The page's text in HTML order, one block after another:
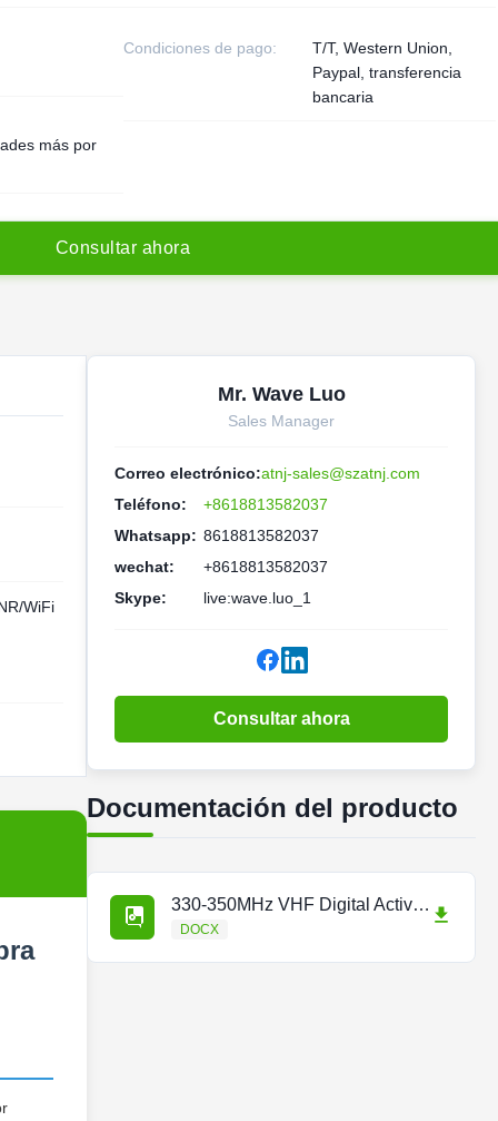
Condiciones de pago:
T/T, Western Union,
Paypal, transferencia
bancaria
más por
Consu tar ahora
WiFi
Mr. Wave Luo
Sales Manager
Correo electrónico:atnj-sales@szatnj.com
Teléfono:
+8618813582037
Whatsapp: 8618813582037
wechat:
+8618813582037
Skype:
live:wave.luo_1
Consultar ahora
Documentación del producto
330-350MHz VHF Digital Active DAS.docx
DOCX